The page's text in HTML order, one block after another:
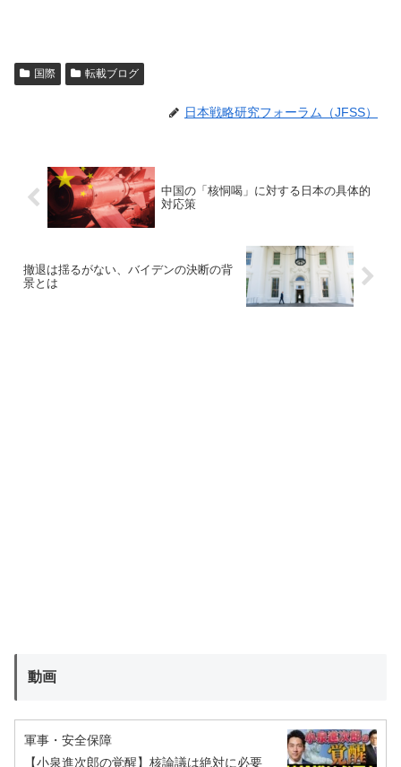
国際 転載ブログ
日本戦略研究フォーラム（JFSS）
中国の「核恫喝」に対する日本の具体的
対応策
撤退は揺るがない、バイデンの決断の背
景とは
動画
軍事・安全保障
【小泉進次郎の覚醒】核論議は絶対に必要